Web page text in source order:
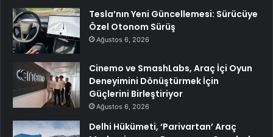
Tesla’nın Yeni Güncellemesi: Sürücüye
Özel Otonom Sürüş
Ağustos 6, 2026
Cinemo ve SmashLabs, Araç İçi Oyun
Deneyimini Dönüştürmek İçin
Güçlerini Birleştiriyor
Ağustos 6, 2026
Delhi Hükümeti, ‘Parivartan’ Araç